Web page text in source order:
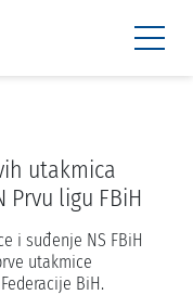
utakmica
Prvu ligu FBiH
i suđenje NS FBiH
utakmice
BiH.